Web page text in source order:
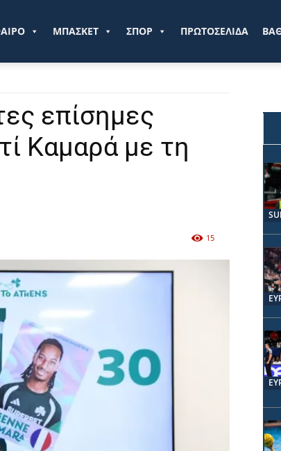
ΜΠΑΣΚΕΤ ΣΠΟΡ ΠΡΩΤΟΣΕΛΙΔΑ
επίσημες
Καμαρά με τη
15